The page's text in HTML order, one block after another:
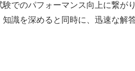
でのパフォーマンス向上に繋が
識を深めると同時に、迅速な解